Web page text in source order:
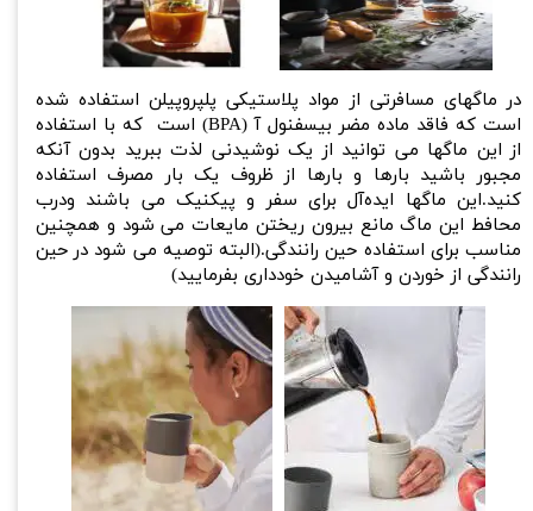
​در ماگهای مسافرتی از مواد پلاستیکی پلپروپیلن استفاده شده
است که فاقد ماده مضر بیسفنول آ (BPA) است که با استفاده
از این ماگها می توانید از یک نوشیدنی لذت ببرید بدون آنکه
مجبور باشید بارها و بارها از ظروف یک بار مصرف استفاده
کنید.این ماگها ایده‌آل برای سفر و پیکنیک می باشند ودرب
محافط این ماگ مانع بیرون ریختن مایعات می شود و همچنین
مناسب برای استفاده حین رانندگی.(البته توصیه می شود در حین
رانندگی از خوردن و آشامیدن خودداری بفرمایید)